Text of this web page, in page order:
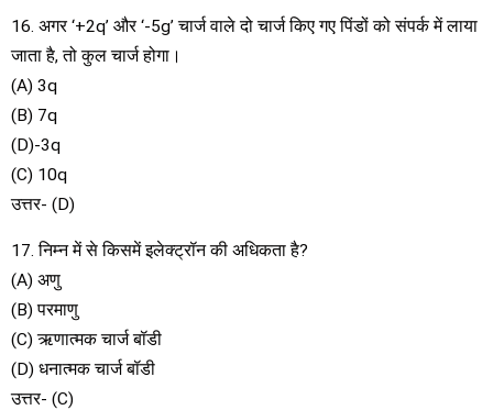
16. अगर ‘+2q’ और ‘-5g’ चार्ज वाले दो चार्ज किए गए पिंडों को संपर्क में लाया
जाता है, तो कुल चार्ज होगा।
(A) 3q
(B) 7q
(D)-3q
(C) 10q
उत्तर- (D)
17. निम्न में से किसमें इलेक्ट्रॉन की अधिकता है?
(A) अणु
(B) परमाणु
(C) ऋणात्मक चार्ज बॉडी
(D) धनात्मक चार्ज बॉडी
उत्तर- (C)